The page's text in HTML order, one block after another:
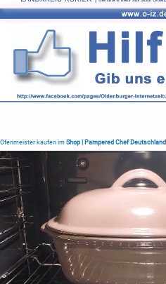
Ofenmeister kaufen im Shop | Pampered Chef Deutschland